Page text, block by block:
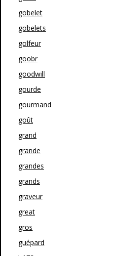
gobelet
gobelets
golfeur
goobr
goodwill
gourde
gourmand
goût
grand
grande
grandes
grands
graveur
great
gros
guépard